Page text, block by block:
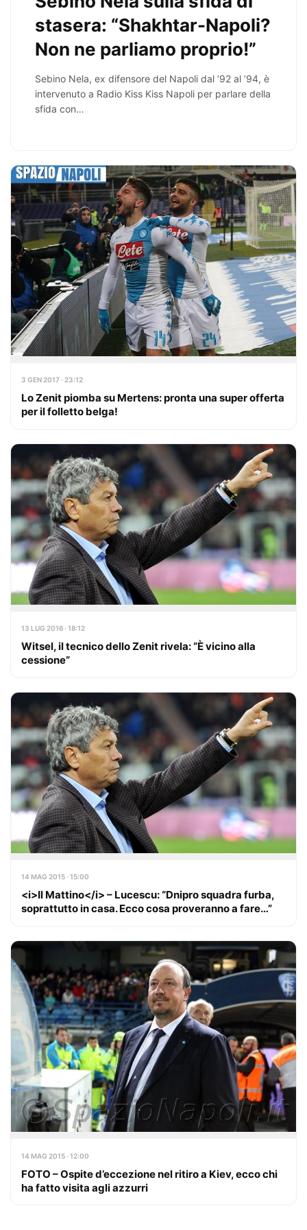
stasera: “Shakhtar-Napoli?
Non ne parliamo proprio!”
Sebino Nela, ex difensore del Napoli dal ’92 al ’94, è
intervenuto a Radio Kiss Kiss Napoli per parlare della
sfida con…
3 GEN 2017 · 23:12
Lo Zenit piomba su Mertens: pronta una super offerta
per il folletto belga!
13 LUG 2016 · 18:12
Witsel, il tecnico dello Zenit rivela: “È vicino alla
cessione”
14 MAG 2015 · 15:00
<i>Il Mattino</i> – Lucescu: “Dnipro squadra furba,
soprattutto in casa. Ecco cosa proveranno a fare…”
14 MAG 2015 · 12:00
FOTO – Ospite d’eccezione nel ritiro a Kiev, ecco chi
ha fatto visita agli azzurri